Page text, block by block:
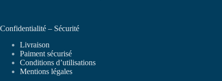
Confidentialité – Sécurité
Livraison
Paiment sécurisé
Conditions d’utilisations
Mentions légales